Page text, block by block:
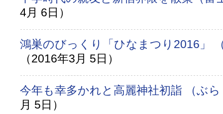
4月 6日）
鴻巣のびっくり「ひなまつり2016」
（2016年3月 5日）
今年も幸多かれと高麗神社初詣 （ぶ
月 5日）